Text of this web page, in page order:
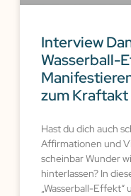
Interview
Wasserball-
zum Kraftakt
Hast du dich auch
Affirmationen und
scheinbar Wunder
hinterlassen? In
„Wasserball-